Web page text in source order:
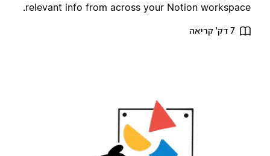
relevant info from across your Notion